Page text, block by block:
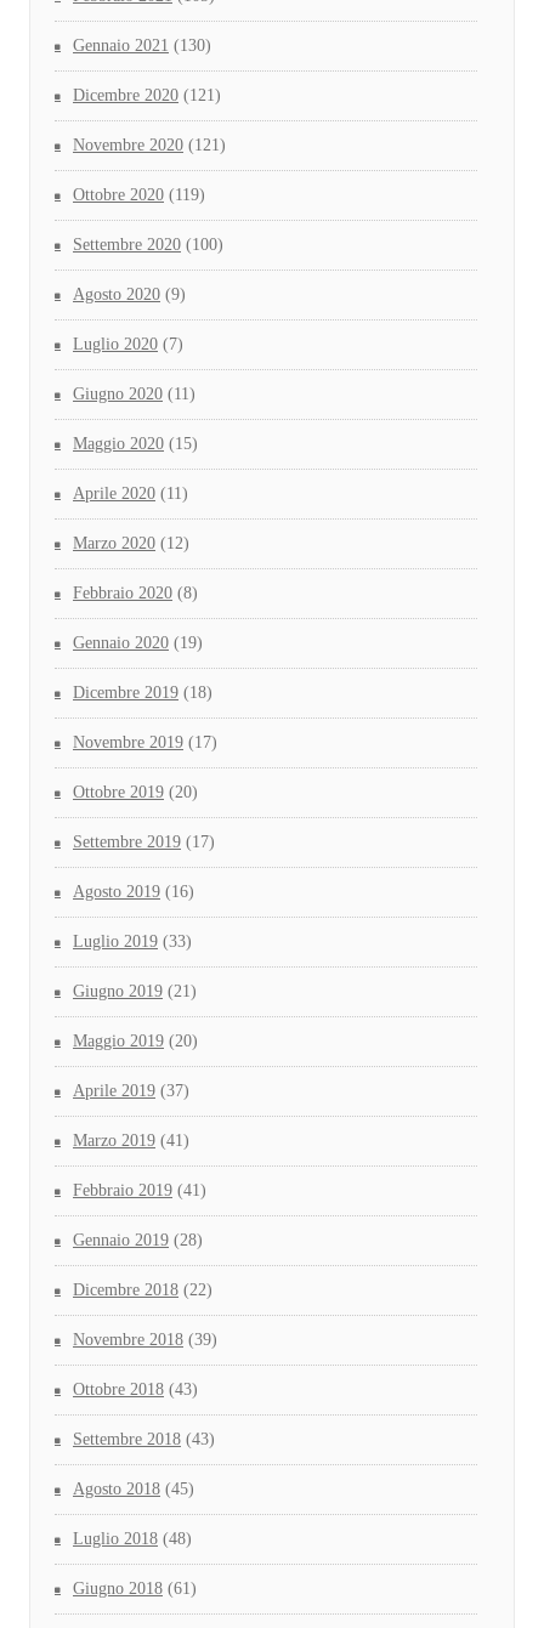
Gennaio 2021 (130)
Dicembre 2020 (121)
Novembre 2020 (121)
Ottobre 2020 (119)
Settembre 2020 (100)
Agosto 2020 (9)
Luglio 2020 (7)
Giugno 2020 (11)
Maggio 2020 (15)
Aprile 2020 (11)
Marzo 2020 (12)
Febbraio 2020 (8)
Gennaio 2020 (19)
Dicembre 2019 (18)
Novembre 2019 (17)
Ottobre 2019 (20)
Settembre 2019 (17)
Agosto 2019 (16)
Luglio 2019 (33)
Giugno 2019 (21)
Maggio 2019 (20)
Aprile 2019 (37)
Marzo 2019 (41)
Febbraio 2019 (41)
Gennaio 2019 (28)
Dicembre 2018 (22)
Novembre 2018 (39)
Ottobre 2018 (43)
Settembre 2018 (43)
Agosto 2018 (45)
Luglio 2018 (48)
Giugno 2018 (61)